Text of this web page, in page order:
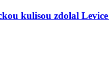
kulisou zdolal